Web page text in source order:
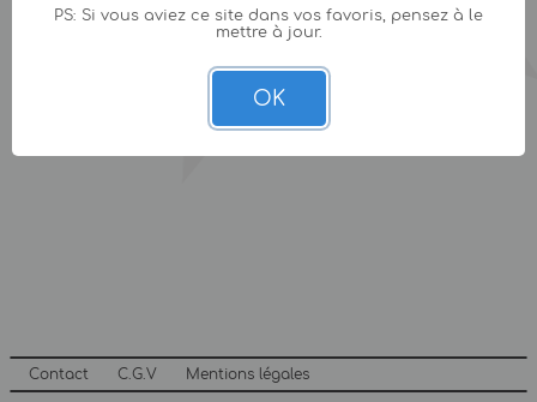
Contact C.G.V Mentions légales
PS: Si vous aviez ce site dans vos favoris, pensez à le
mettre à jour.
OK